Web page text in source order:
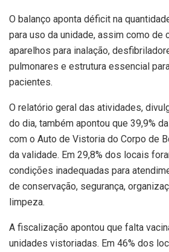
O balanço aponta déficit na
para uso da unidade, assim como de
aparelhos para inalação,
pulmonares e estrutura essencial
pacientes.
O relatório geral das atividades,
do dia, também apontou que 39,9%
com o Auto de Vistoria do Corpo de
da validade. Em 29,8% dos locais
condições inadequadas para
de conservação, segurança,
limpeza.
A fiscalização apontou que falta
unidades vistoriadas. Em 46% dos